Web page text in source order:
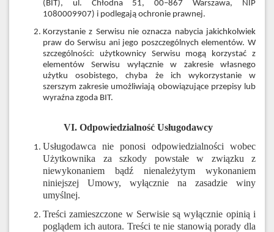
(BIT), ul. Chłodna 51, 00–867 Warszawa, NIP
1080009907) i podlegają ochronie prawnej.
Korzystanie z Serwisu nie oznacza nabycia jakichkolwiek
praw do Serwisu ani jego poszczególnych elementów. W
szczególności: użytkownicy Serwisu mogą korzystać z
elementów Serwisu wyłącznie w zakresie własnego
użytku osobistego, chyba że ich wykorzystanie w
szerszym zakresie umożliwiają obowiązujące przepisy lub
wyraźna zgoda BIT.
VI. Odpowiedzialność Usługodawcy
Usługodawca nie ponosi odpowiedzialności wobec
Użytkownika za szkody powstałe w związku z
niewykonaniem bądź nienależytym wykonaniem
niniejszej Umowy, wyłącznie na zasadzie winy
umyślnej.
Treści zamieszczone w Serwisie są wyłącznie opinią i
poglądem ich autora. Treści te nie stanowią porady dla